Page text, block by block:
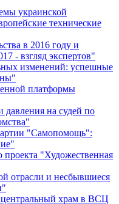
украинской
технические
в 2016 году и
- взгляд экспертов"
изменений: успешные
платформы
давления на судей по
"Самопомощь":
"Художественная
отрасли и несбывшиеся
центральный храм в ВСЦ